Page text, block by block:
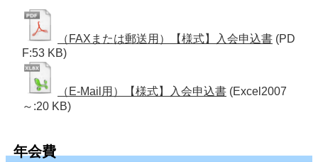
（FAXまたは郵送用）【様式】入会申込書 (PD
F:53 KB)
（E-Mail用）【様式】入会申込書 (Excel2007
～:20 KB)
年会費